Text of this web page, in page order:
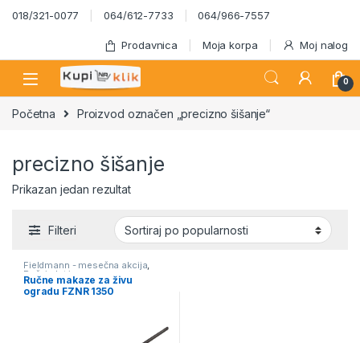
Skip to navigation
Skip to content
018/321-0077 064/612-7733 064/966-7557
Prodavnica Moja korpa Moj nalog
0
Početna Proizvod označen „precizno šišanje“
precizno šišanje
Prikazan jedan rezultat
Filteri
Fieldmann - mesečna akcija,
Ručni alat i oprema
Uncategorized
Ručne makaze za živu
ogradu FZNR 1350